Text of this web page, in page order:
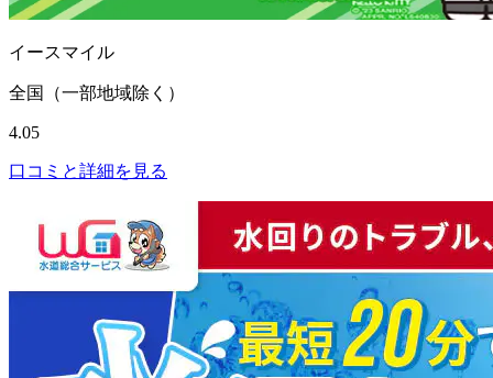
イースマイル
全国（一部地域除く）
4.05
口コミと詳細を見る